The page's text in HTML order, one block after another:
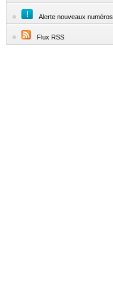
Alerte nouveaux numéros
Flux RSS